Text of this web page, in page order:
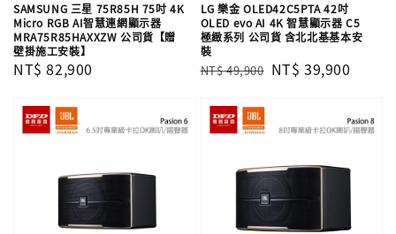
SAMSUNG 三星 75R85H 75吋 4K
Micro RGB AI智慧連網顯示器
MRA75R85HAXXZW 公司貨【贈
壁掛施工安裝】
Regular
NT$ 82,900
LG 樂金 OLED42C5PTA 42吋
OLED evo AI 4K 智慧顯示器 C5
極緻系列 公司貨 含北北基基本安
裝
Regular
NT$ 49,900 Sale
NT$ 39,900